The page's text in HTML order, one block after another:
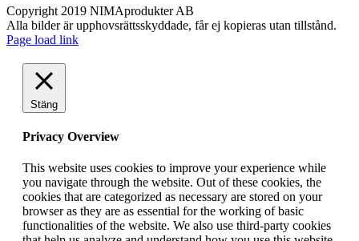
Copyright 2019 NIMAprodukter AB
Alla bilder är upphovsrättsskyddade, får ej kopieras utan tillstånd.
Page load link
Stäng
Privacy Overview
This website uses cookies to improve your experience while
you navigate through the website. Out of these cookies, the
cookies that are categorized as necessary are stored on your
browser as they are as essential for the working of basic
functionalities of the website. We also use third-party cookies